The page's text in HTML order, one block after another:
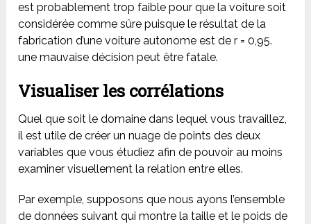
est probablement trop faible pour que la voiture soit
considérée comme sûre puisque le résultat de la
fabrication d’une voiture autonome est de r = 0,95.
une mauvaise décision peut être fatale.
Visualiser les corrélations
Quel que soit le domaine dans lequel vous travaillez,
il est utile de créer un nuage de points des deux
variables que vous étudiez afin de pouvoir au moins
examiner visuellement la relation entre elles.
Par exemple, supposons que nous ayons l’ensemble
de données suivant qui montre la taille et le poids de